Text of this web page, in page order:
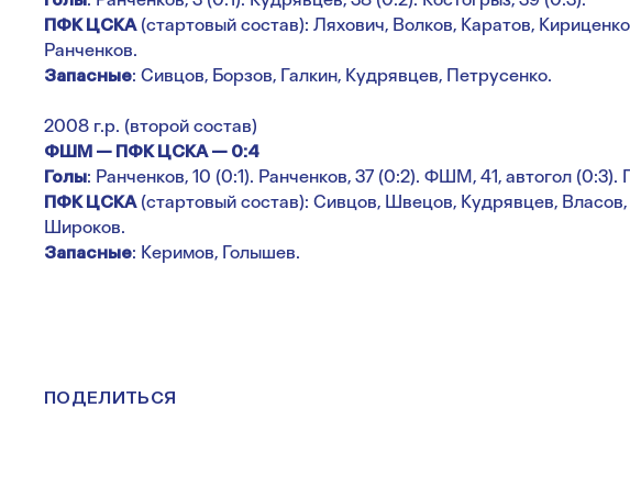
ПФК ЦСКА(стартовый состав): Ляхович, Волков, Каратов,
Ранченков.
Запасные: Сивцов, Борзов, Галкин, Кудрявцев, Петрусенко.
2008 г.р. (второй состав)
ФШМ — ПФК ЦСКА — 0:4
Голы: Ранченков, 10 (0:1). Ранченков, 37 (0:2). ФШМ, 41, автогол
ПФК ЦСКА(стартовый состав): Сивцов, Швецов, Кудрявцев,
Широков.
Запасные: Керимов, Голышев.
ПОДЕЛИТЬСЯ